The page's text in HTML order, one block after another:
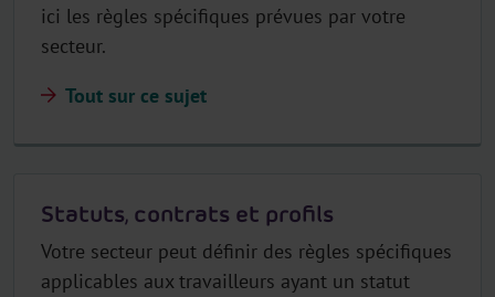
ici les règles spécifiques prévues par votre
secteur.
Tout sur ce sujet
Statuts, contrats et profils
Votre secteur peut définir des règles spécifiques
applicables aux travailleurs ayant un statut